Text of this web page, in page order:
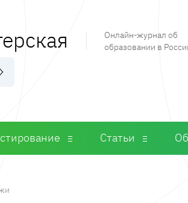
Онлайн-журнал об
образовании в
Статьи